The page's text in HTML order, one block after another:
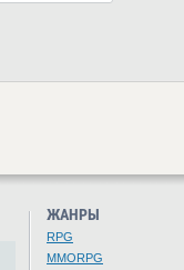
ЖАНРЫ
RPG
MMORPG